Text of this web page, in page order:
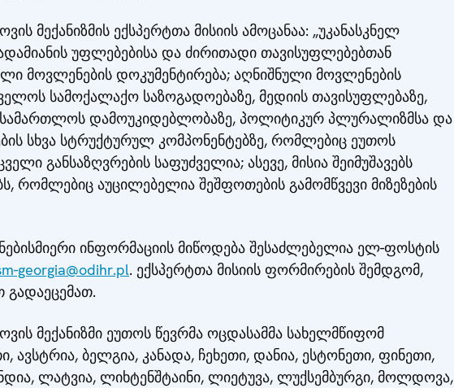
მექანიზმის ექსპერტთა მისიის ამოცანაა: „უკანასკნელ
უფლებებისა და ძირითადი თავისუფლებებთან
მოვლენების დოკუმენტირება; აღნიშნული მოვლენების
სამოქალაქო საზოგადოებაზე, მედიის თავისუფლებაზე,
დამოუკიდებლობაზე, პოლიტიკურ პლურალიზმსა და
სხვა სტრუქტურულ კომპონენტებზე, რომლებიც ეუთოს
განსაზღვრების საფუძველია; ასევე, მისია შეიმუშავებს
რომლებიც აუცილებელია შეშფოთების გამომწვევი მიზეზების
ინფორმაციის მიწოდება შესაძლებელია ელ-ფოსტის
georgia@odihr.pl. ექსპერტთა მისიის ფორმირების შემდგომ,
გადაეცემათ.
მექანიზმი ეუთოს წევრმა ოცდასამმა სახელმწიფომ
ავსტრია, ბელგია, კანადა, ჩეხეთი, დანია, ესტონეთი, ფინეთი,
ლატვია, ლიხტენშტაინი, ლიეტუვა, ლუქსემბურგი, მოლდოვა,